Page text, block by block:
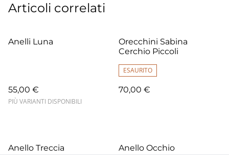
Articoli correlati
Anelli Luna
55,00 €
PIÙ VARIANTI DISPONIBILI
Orecchini Sabina
Cerchio Piccoli
ESAURITO
70,00 €
Anello Treccia
Anello Occhio